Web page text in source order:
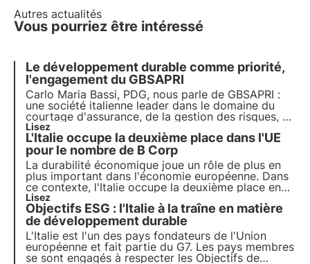
Autres actualités
Vous pourriez être intéressé
Le développement durable comme priorité,
l'engagement du GBSAPRI
Carlo Maria Bassi, PDG, nous parle de GBSAPRI :
une société italienne leader dans le domaine du
courtage d'assurance, de la gestion des risques, du
conseil en prévention, de la sécurité et de la
gestion des risques d'assurance.
Lisez
L'Italie occupe la deuxième place dans l'UE
pour le nombre de B Corp
La durabilité économique joue un rôle de plus en
plus important dans l'économie européenne. Dans
ce contexte, l'Italie occupe la deuxième place en
termes de nombre d'entreprises engagées dans
l'amélioration de la durabilité dans leurs processus
de production. Dans cet article, nous nous
plongeons dans le monde des B Corporations en
analysant quelques recherches.
Lisez
Objectifs ESG : l'Italie à la traîne en matière
de développement durable
L'Italie est l'un des pays fondateurs de l'Union
européenne et fait partie du G7. Les pays membres
se sont engagés à respecter les Objectifs de